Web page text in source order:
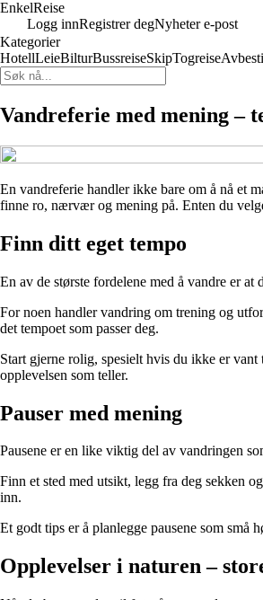
EnkelReise
Logg innRegistrer degNyheter e-post
Kategorier
HotellLeieBilturBussreiseSkipTogreise
Vandreferie med mening –
En vandreferie handler ikke bare om å nå et
finne ro, nærvær og mening på. Enten du
Finn ditt eget tempo
En av de største fordelene med å vandre er
For noen handler vandring om trening og
det tempoet som passer deg.
Start gjerne rolig, spesielt hvis du ikke er
opplevelsen som teller.
Pauser med mening
Pausene er en like viktig del av vandringen
Finn et sted med utsikt, legg fra deg sekken
inn.
Et godt tips er å planlegge pausene som
Opplevelser i naturen –